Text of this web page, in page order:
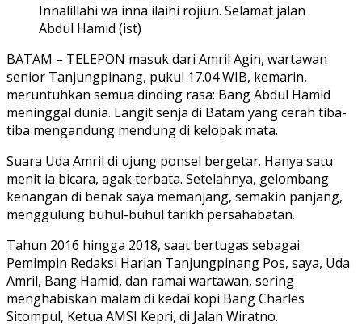
Innalillahi wa inna ilaihi rojiun. Selamat jalan
Abdul Hamid (ist)
BATAM – TELEPON masuk dari Amril Agin, wartawan
senior Tanjungpinang, pukul 17.04 WIB, kemarin,
meruntuhkan semua dinding rasa: Bang Abdul Hamid
meninggal dunia. Langit senja di Batam yang cerah tiba-
tiba mengandung mendung di kelopak mata.
Suara Uda Amril di ujung ponsel bergetar. Hanya satu
menit ia bicara, agak terbata. Setelahnya, gelombang
kenangan di benak saya memanjang, semakin panjang,
menggulung buhul-buhul tarikh persahabatan.
Tahun 2016 hingga 2018, saat bertugas sebagai
Pemimpin Redaksi Harian Tanjungpinang Pos, saya, Uda
Amril, Bang Hamid, dan ramai wartawan, sering
menghabiskan malam di kedai kopi Bang Charles
Sitompul, Ketua AMSI Kepri, di Jalan Wiratno.